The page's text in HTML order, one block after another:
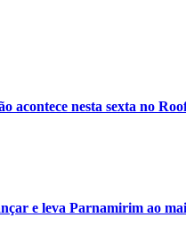
acontece nesta sexta no
e leva Parnamirim ao